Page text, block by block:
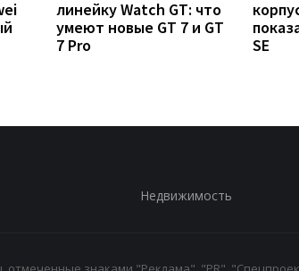
линейку Watch GT: что
умеют новые GT 7 и GT
7 Pro
SE
Недвижимость